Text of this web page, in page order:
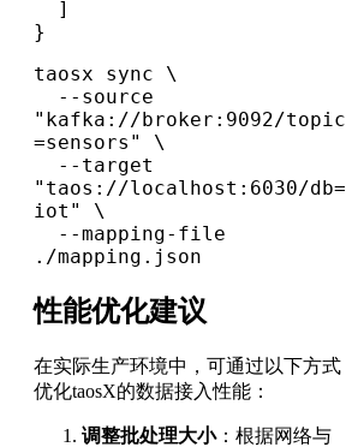
}
taosx sync \
"kafka://broker:9092/topic
=sensors" \
"taos://localhost:6030/db=
iot" \
./mapping.json
性能优化建议
在实际生产环境中，可通过以下方式
优化taosX的数据接入性能：
调整批处理大小：根据网络与